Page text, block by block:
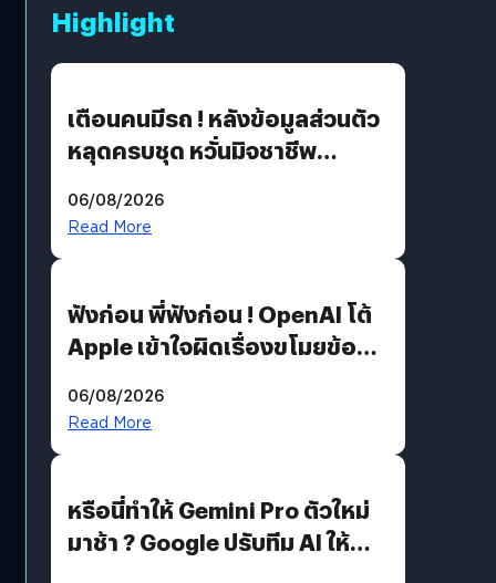
Highlight
เตือนคนมีรถ ! หลังข้อมูลส่วนตัว
หลุดครบชุด หวั่นมิจชาชีพ
รหัสผ่านหลุด ไม่ใช่แฮ็กเกอร์
06/08/2026
Read More
ฟังก่อน พี่ฟังก่อน ! OpenAI โต้
Apple เข้าใจผิดเรื่องขโมยข้อมูล
06/08/2026
Read More
หรือนี่ทำให้ Gemini Pro ตัวใหม่
มาช้า ? Google ปรับทีม AI ให้